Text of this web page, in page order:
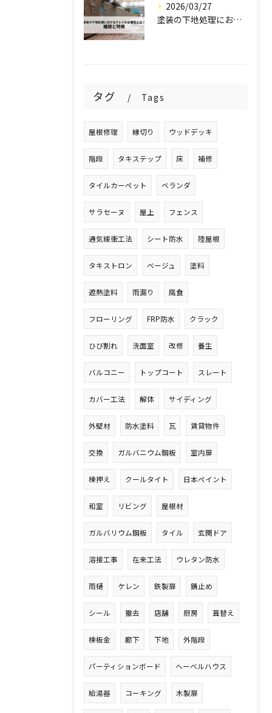
2026/03/27
塗装の下地処理におけるケレンの必要性とは？種類と特徴を解説！
タグ Tags
屋根修理 縁切り ウッドデッキ
階段 タキステップ 床 補修
タイルカーペット ベランダ
サラセーヌ 屋上 フェンス
通気緩衝工法 シート防水 陸屋根
タキストロン ベージュ 塗料
遮熱塗料 雨漏り 腐食
フローリング FRP防水 クラック
ひび割れ 洗面室 改修 養生
バルコニー トップコート スレート
カバー工法 解体 サイディング
外壁材 防水塗料 瓦 賃貸物件
交換 ガルバニウム鋼板 室内扉
棟押え クールタイト 日本ペイント
和室 リビング 屋根材
ガルバリウム鋼板 タイル 玄関ドア
溶接工事 在来工法 ウレタン防水
雨樋 ケレン 鉄製扉 錆止め
シール 撤去 店舗 厨房 葺替え
棟板金 廊下 下地 外階段
パーティションボード ヘーベルハウス
給湯器 コーキング 木製扉